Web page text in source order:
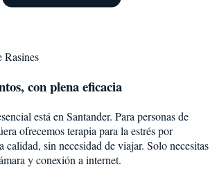
Rasines
con plena eficacia
está en Santander. Para personas de
ofrecemos terapia para la estréspor
calidad, sin necesidad de viajar. Solo necesitas
y conexión a internet.